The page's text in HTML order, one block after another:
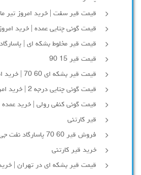
قیمت قیر سفت | خرید امروز تیر ماه
قیمت گونی چتایی عمده | خرید امروز
قیمت قیر مخلوط بشکه ای |
قیمت قیر 15 90
قیمت قیر بشکه ای 60 70 | خرید امروز
قیمت گونی چتایی درجه 2 | خرید امروز مرداد 1405
قیمت گونی کنفی رولی | خرید عمده
قیر کارتنی
فروش قیر 60 70 پاسارگاد نفت جی اصفهان | خرید امروز
خرید قیر کارتنی
قیمت قیر بشکه ای در تهران |